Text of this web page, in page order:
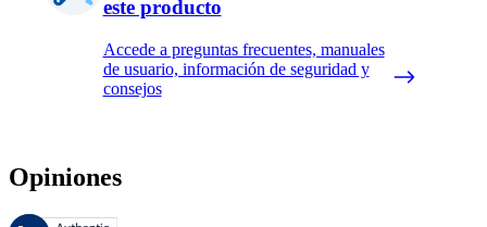
este producto
Accede a preguntas frecuentes, manuales
de usuario, información de seguridad y
consejos
Opiniones
Estas reseñas las gestiona Bazaarvoice y cumplen con la política de